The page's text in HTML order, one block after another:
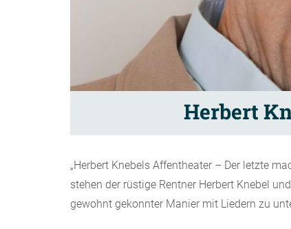
Herbert
„Herbert Knebels Affentheater – Der letzte
stehen der rüstige Rentner Herbert Knebel
gewohnt gekonnter Manier mit Liedern zu